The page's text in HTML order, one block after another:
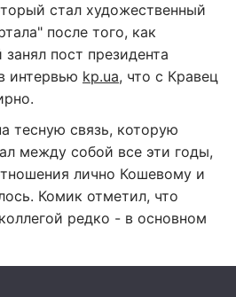
стал художественный
после того, как
пост президента
интервью kp.ua, что с Кравец
тесную связь, которую
между собой все эти годы,
лично Кошевому и
Комик отметил, что
редко - в основном